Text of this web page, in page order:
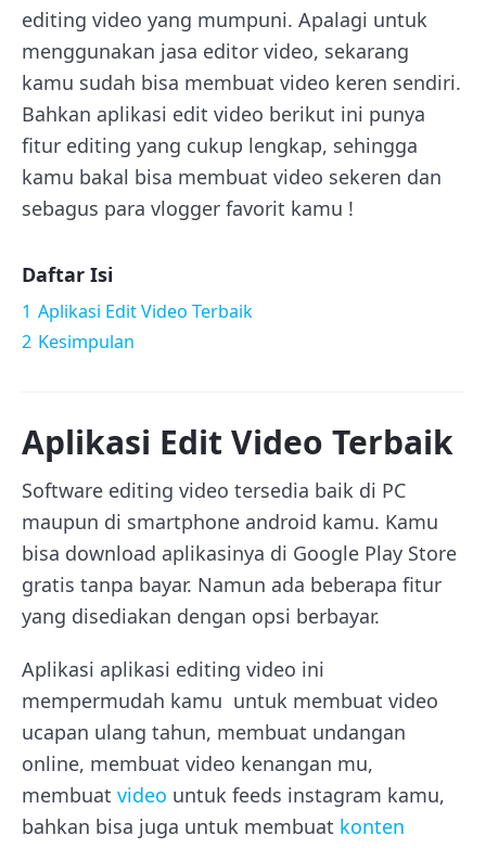
editing video yang mumpuni. Apalagi untuk
menggunakan jasa editor video, sekarang
kamu sudah bisa membuat video keren sendiri.
Bahkan aplikasi edit video berikut ini punya
fitur editing yang cukup lengkap, sehingga
kamu bakal bisa membuat video sekeren dan
sebagus para vlogger favorit kamu !
Daftar Isi
1 Aplikasi Edit Video Terbaik
2 Kesimpulan
Aplikasi Edit Video Terbaik
Software editing video tersedia baik di PC
maupun di smartphone android kamu. Kamu
bisa download aplikasinya di Google Play Store
gratis tanpa bayar. Namun ada beberapa fitur
yang disediakan dengan opsi berbayar.
Aplikasi aplikasi editing video ini
mempermudah kamu untuk membuat video
ucapan ulang tahun, membuat undangan
online, membuat video kenangan mu,
membuat video untuk feeds instagram kamu,
bahkan bisa juga untuk membuat konten